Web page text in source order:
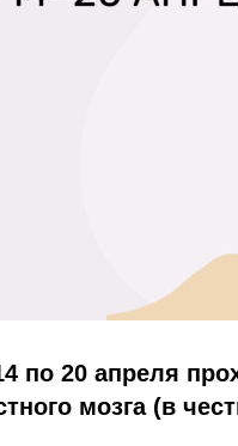
по 20 апреля
мозга (в